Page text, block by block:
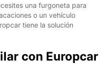
una furgoneta para
o un vehículo
tiene la solución
con Europcar